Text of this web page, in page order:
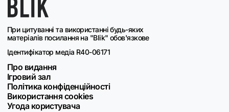
При цитуванні та використанні будь-яких
матеріалів посилання на "Blik" обов'язкове
Ідентифікатор медіа R40-06171
Про видання
Ігровий зал
Політика конфіденційності
Використання cookies
Угода користувача